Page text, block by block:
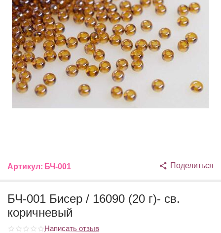
Артикул: БЧ-001 Поделиться
БЧ-001 Бисер / 16090 (20 г)- св.
коричневый
Написать отзыв